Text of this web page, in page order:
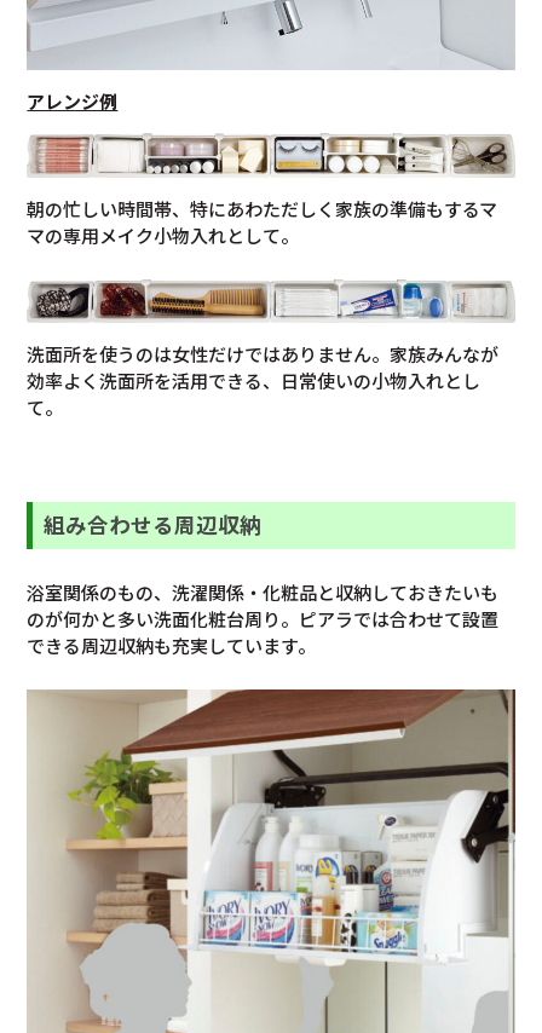
アレンジ例
朝の忙しい時間帯、特にあわただしく家族の準備もするマ
マの専用メイク小物入れとして。
洗面所を使うのは女性だけではありません。家族みんなが
効率よく洗面所を活用できる、日常使いの小物入れとし
て。
組み合わせる周辺収納
浴室関係のもの、洗濯関係・化粧品と収納しておきたいも
のが何かと多い洗面化粧台周り。ピアラでは合わせて設置
できる周辺収納も充実しています。